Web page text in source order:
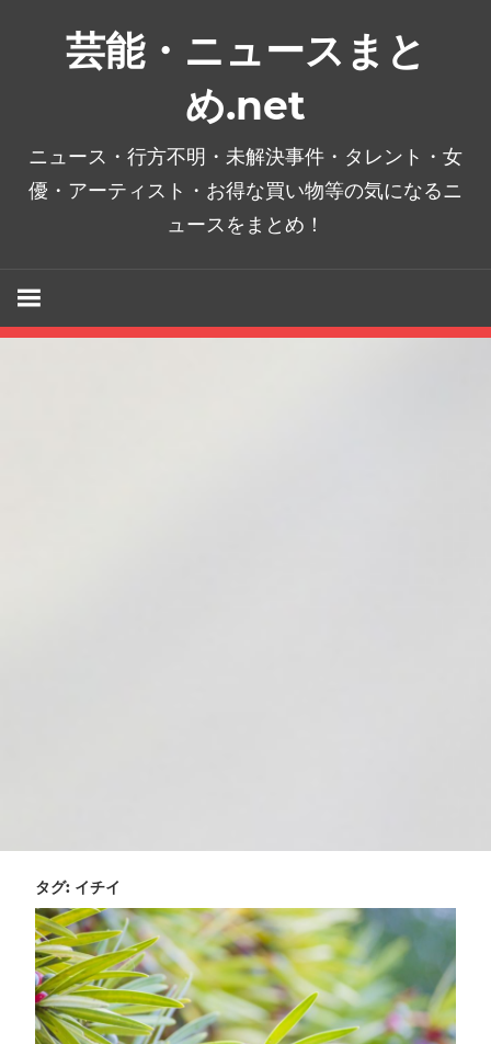
芸能・ニュースまと
め.net
ニュース・行方不明・未解決事件・タレント・女
優・アーティスト・お得な買い物等の気になるニ
ュースをまとめ！
タグ: イチイ